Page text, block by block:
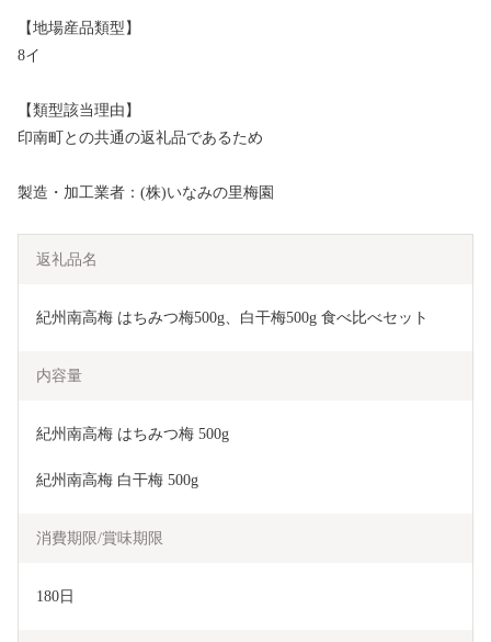
【地場産品類型】
8イ
【類型該当理由】
印南町との共通の返礼品であるため
製造・加工業者：(株)いなみの里梅園
返礼品名
紀州南高梅 はちみつ梅500g、白干梅500g 食べ比べセット
内容量
紀州南高梅 はちみつ梅 500g
紀州南高梅 白干梅 500g
消費期限/賞味期限
180日